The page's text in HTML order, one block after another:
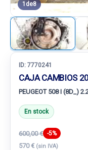
1 de8
ID: 7770241
CAJA CAMBIOS
PEUGEOT 508 I (8D_)
En stock
600,00 € -5%
570 € (sin IVA)